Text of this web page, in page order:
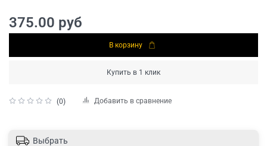
(0) Добавить в сравнение
375.00 руб
В корзину
Купить в 1 клик
Выбрать